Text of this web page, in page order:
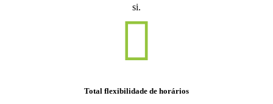
si.
Total flexibilidade de horários